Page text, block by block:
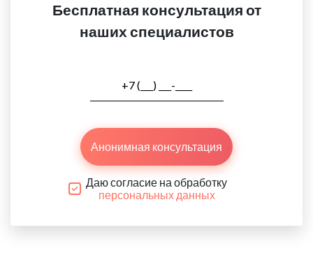
Бесплатная консультация от
наших специалистов
Анонимная консультация
Даю согласие на обработку
персональных данных